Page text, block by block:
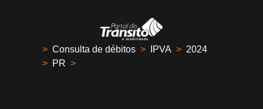
> Consulta de débitos > IPVA > 2024
> PR >